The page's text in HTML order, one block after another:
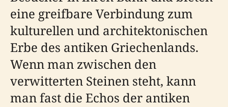
eine greifbare Verbindung zum
kulturellen und architektonischen
Erbe des antiken Griechenlands.
Wenn man zwischen den
verwitterten Steinen steht, kann
man fast die Echos der antiken